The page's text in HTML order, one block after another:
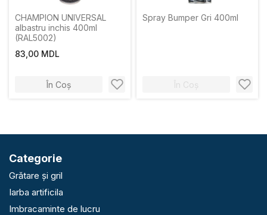
CHAMPION UNIVERSAL
albastru inchis 400ml
(RAL5002)
83,00 MDL
În Coș
Spray Bumper Gri 400ml
În Coș
Categorie
Grătare și gril
Iarba artificila
Imbracaminte de lucru